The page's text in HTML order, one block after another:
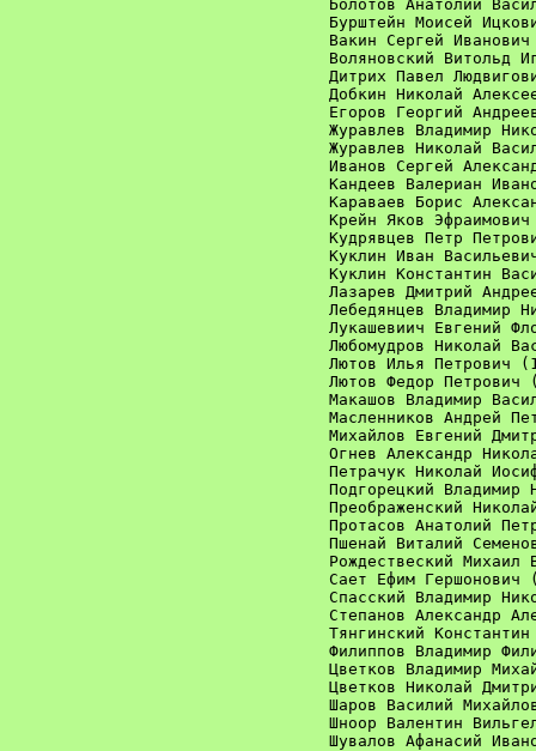
Болотов Анатолий
Бурштейн Моисей
Вакин Сергей
Воляновский Витольд
Дитрих Павел
Добкин Николай
Егоров Георгий
Журавлев Владимир
Журавлев Николай
Иванов Сергей
Кандеев Валериан
Караваев Борис
Крейн Яков
Кудрявцев Петр
Куклин Иван
Куклин Константин
Лазарев Дмитрий
Лебедянцев Владимир
Лукашевиич Евгений
Любомудров Николай
Лютов Илья Петрович
Лютов Федор Петрович
Макашов Владимир
Масленников Андрей
Михайлов Евгений
Огнев Александр
Петрачук Николай
Подгорецкий Владимир
Преображенский
Протасов Анатолий
Пшенай Виталий
Рождествеский Михаил
Сает Ефим Гершонович
Спасский Владимир
Степанов Александр
Тянгинский
Филиппов Владимир
Цветков Владимир
Цветков Николай
Шаров Василий
Шноор Валентин
Шувалов Афанасий